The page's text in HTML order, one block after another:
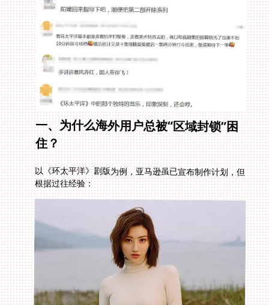
一、为什么海外用户总被“区域封锁”困
住？
以《环太平洋》剧版为例，亚马逊虽已宣布制作计划，但
根据过往经验：